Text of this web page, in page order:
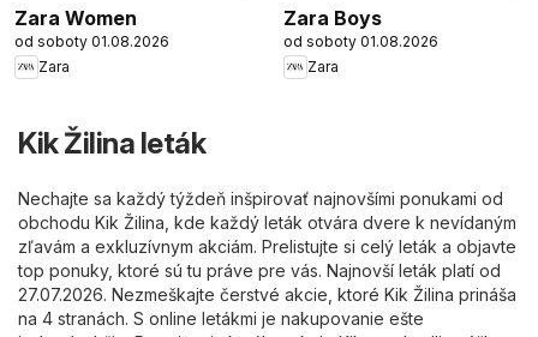
Zara Women
od soboty 01.08.2026
Zara
Zara Boys
od soboty 01.08.2026
Zara
Kik Žilina leták
Nechajte sa každý týždeň inšpirovať najnovšími ponukami od
obchodu Kik Žilina, kde každý leták otvára dvere k nevídaným
zľavám a exkluzívnym akciám. Prelistujte si celý leták a objavte
top ponuky, ktoré sú tu práve pre vás. Najnovší leták platí od
27.07.2026. Nezmeškajte čerstvé akcie, ktoré Kik Žilina prináša
na 4 stranách. S online letákmi je nakupovanie ešte